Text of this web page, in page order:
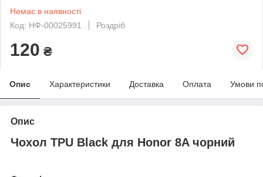
Немає в наявності
Код: НФ-00025991
Роздріб
120 ₴
Опис Характеристики Доставка Оплата Умови
Опис
Чохол TPU Black для Honor 8A чорний